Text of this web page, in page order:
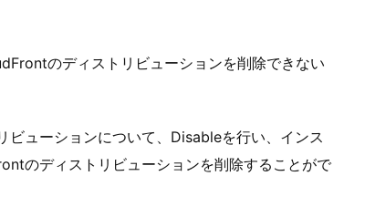
のディストリビューションを削除できない
ューションについて、Disableを行い、インス
のディストリビューションを削除することがで